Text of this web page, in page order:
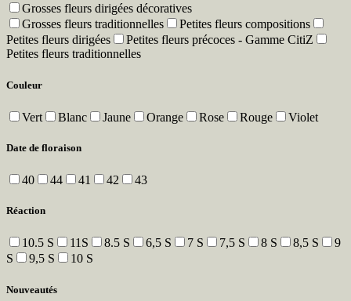
Grosses fleurs dirigées décoratives
Grosses fleurs traditionnelles
Petites fleurs compositions
Petites fleurs dirigées
Petites fleurs précoces - Gamme CitiZ
Petites fleurs traditionnelles
Couleur
Vert Blanc Jaune Orange Rose Rouge Violet
Date de floraison
40 44 41 42 43
Réaction
10.5 S 11S 8.5 S 6,5 S 7 S 7,5 S 8 S 8,5 S
9
S
9,5 S 10 S
Nouveautés